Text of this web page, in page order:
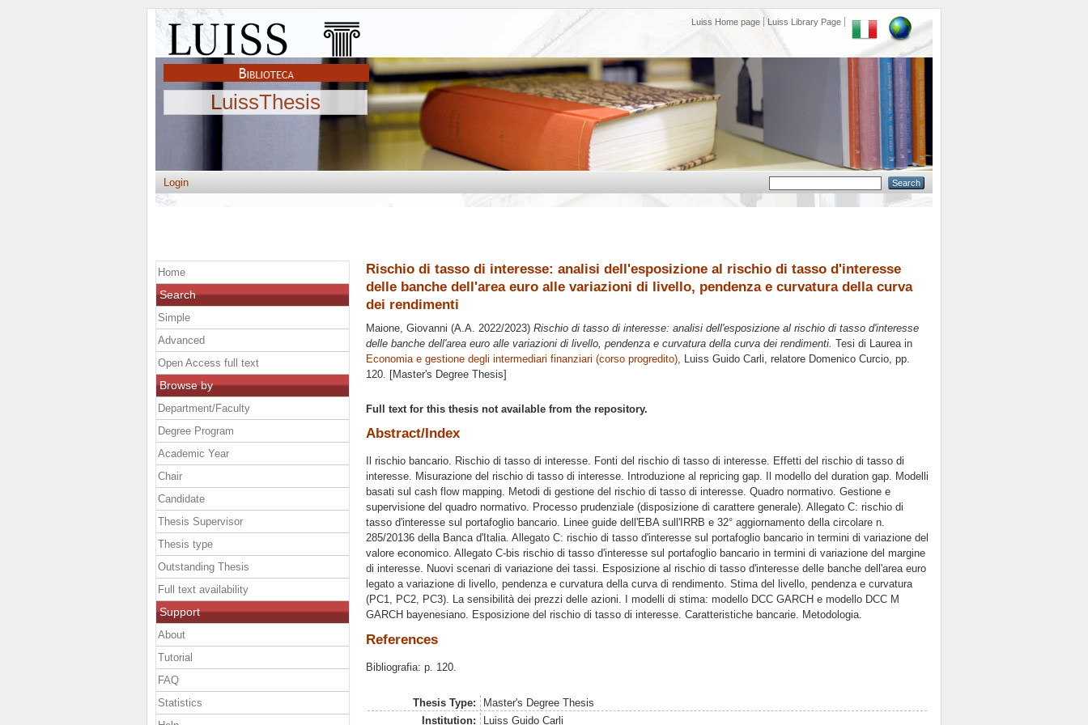
Luiss Home page Luiss Library Page
LuissThesis
Login
Rischio di tasso di interesse: analisi dell'esposizione al rischio di tasso d'interesse
delle banche dell'area euro alle variazioni di livello, pendenza e curvatura della curva
dei rendimenti
Maione, Giovanni (A.A. 2022/2023) Rischio di tasso di interesse: analisi dell'esposizione al rischio di tasso d'interesse
delle banche dell'area euro alle variazioni di livello, pendenza e curvatura della curva dei rendimenti. Tesi di Laurea in
Economia e gestione degli intermediari finanziari (corso progredito), Luiss Guido Carli, relatore Domenico Curcio, pp.
120. [Master's Degree Thesis]
Full text for this thesis not available from the repository.
Abstract/Index
Il rischio bancario. Rischio di tasso di interesse. Fonti del rischio di tasso di interesse. Effetti del rischio di tasso di
interesse. Misurazione del rischio di tasso di interesse. Introduzione al repricing gap. Il modello del duration gap. Modelli
basati sul cash flow mapping. Metodi di gestione del rischio di tasso di interesse. Quadro normativo. Gestione e
supervisione del quadro normativo. Processo prudenziale (disposizione di carattere generale). Allegato C: rischio di
tasso d'interesse sul portafoglio bancario. Linee guide dell'EBA sull'IRRB e 32° aggiornamento della circolare n.
285/20136 della Banca d'Italia. Allegato C: rischio di tasso d'interesse sul portafoglio bancario in termini di variazione del
valore economico. Allegato C-bis rischio di tasso d'interesse sul portafoglio bancario in termini di variazione del margine
di interesse. Nuovi scenari di variazione dei tassi. Esposizione al rischio di tasso d'interesse delle banche dell'area euro
legato a variazione di livello, pendenza e curvatura della curva di rendimento. Stima del livello, pendenza e curvatura
(PC1, PC2, PC3). La sensibilità dei prezzi delle azioni. I modelli di stima: modello DCC GARCH e modello DCC M
GARCH bayenesiano. Esposizione del rischio di tasso di interesse. Caratteristiche bancarie. Metodologia.
References
Bibliografia: p. 120.
Thesis Type:
Master's Degree Thesis
Institution:
Luiss Guido Carli
Home
Search
Simple
Advanced
Open Access full text
Browse by
Department/Faculty
Degree Program
Academic Year
Chair
Candidate
Thesis Supervisor
Thesis type
Outstanding Thesis
Full text availability
Support
About
Tutorial
FAQ
Statistics